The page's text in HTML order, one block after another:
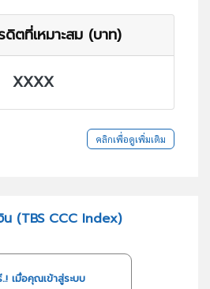
ดิตที่เหมาะสม (บาท)
XXXX
คลิกเพื่อดูเพิ่มเติม
น (TBS CCC Index)
เมื่อคุณเข้าสู่ระบบ